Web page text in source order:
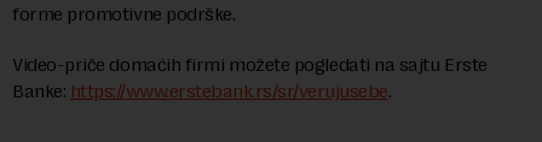
forme promotivne podrške.
Video-priče domaćih firmi možete pogledati na sajtu Erste
Banke: https://www.erstebank.rs/sr/verujusebe.